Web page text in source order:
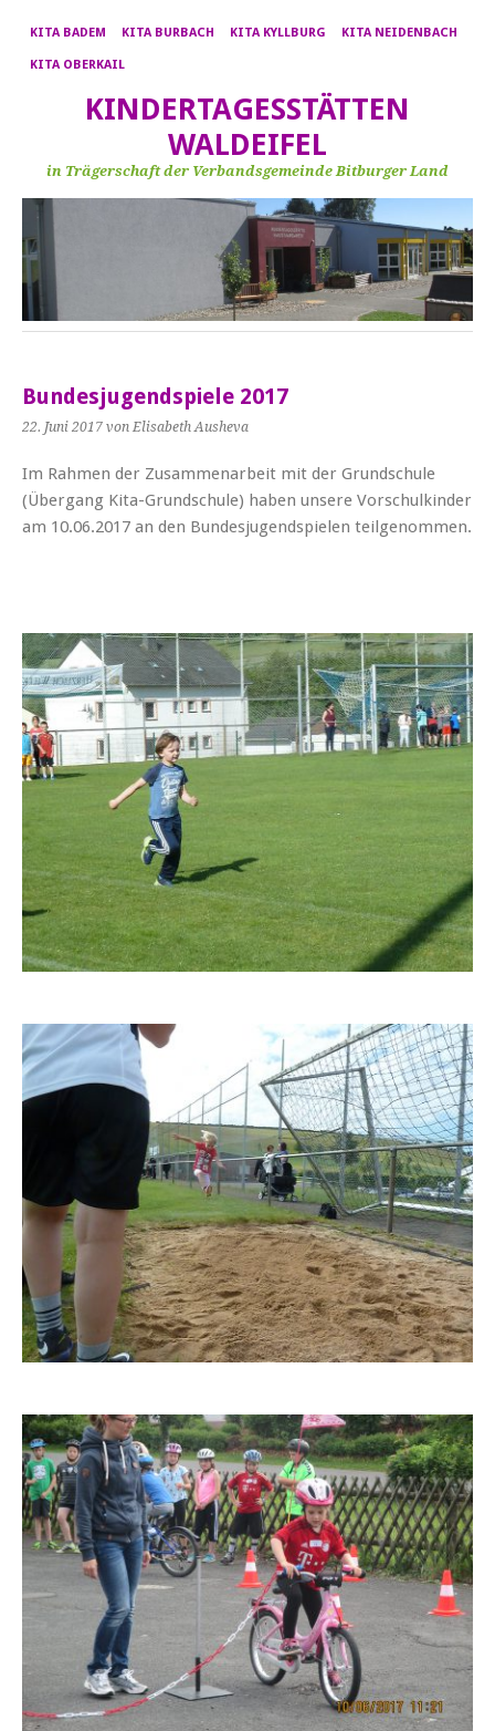
KITA BADEM KITA BURBACH KITA KYLLBURG KITA NEIDENBACH
KITA OBERKAIL
KINDERTAGESSTÄTTEN
WALDEIFEL
in Trägerschaft der Verbandsgemeinde Bitburger Land
Bundesjugendspiele 2017
22. Juni 2017 von Elisabeth Ausheva
Im Rahmen der Zusammenarbeit mit der Grundschule
(Übergang Kita-Grundschule) haben unsere Vorschulkinder
am 10.06.2017 an den Bundesjugendspielen teilgenommen.